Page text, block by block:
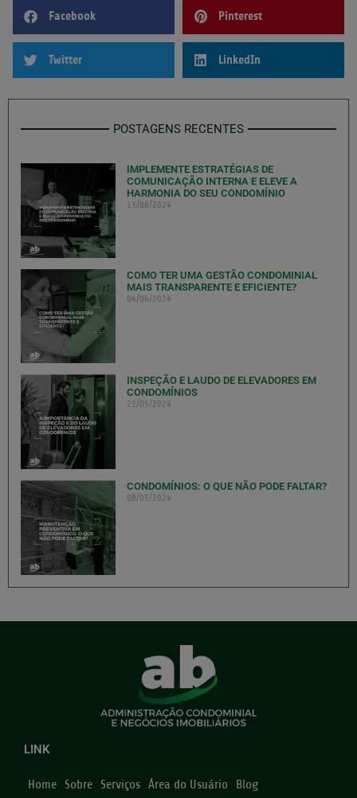
Facebook Pinterest
Twitter LinkedIn
POSTAGENS RECENTES
IMPLEMENTE ESTRATÉGIAS DE
COMUNICAÇÃO INTERNA E ELEVE A
HARMONIA DO SEU CONDOMÍNIO
13/06/2024
COMO TER UMA GESTÃO CONDOMINIAL
MAIS TRANSPARENTE E EFICIENTE?
04/06/2024
INSPEÇÃO E LAUDO DE ELEVADORES EM
CONDOMÍNIOS
23/05/2024
CONDOMÍNIOS: O QUE NÃO PODE FALTAR?
08/05/2024
LINK
Home Sobre Serviços Área do Usuário Blog